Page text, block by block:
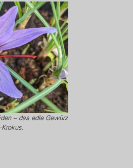
– das edle Gewürz